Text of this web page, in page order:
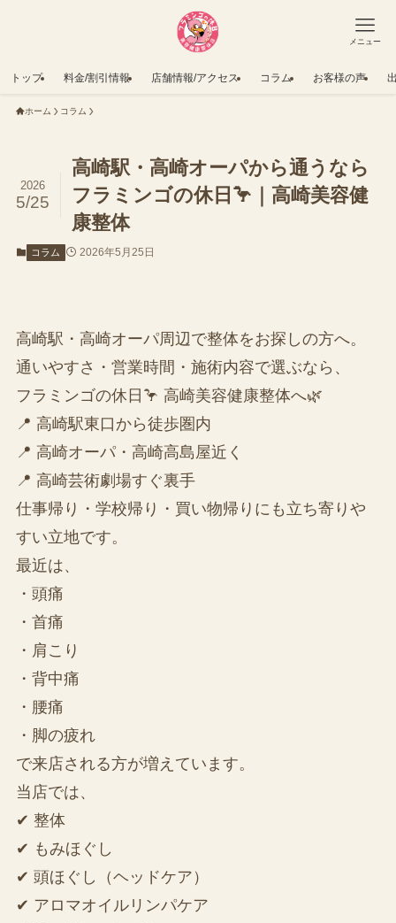
メニュー
トップ 料金/割引情報 店舗情報/アクセス コラム お客様の声
ホーム コラム
高崎駅・高崎オーパから通うなら
フラミンゴの休日🦩｜高崎美容健
康整体
2026
5/25
コラム 2026年5月25日
高崎駅・高崎オーパ周辺で整体をお探しの方へ。
通いやすさ・営業時間・施術内容で選ぶなら、
フラミンゴの休日🦩 高崎美容健康整体へ🌿
📍 高崎駅東口から徒歩圏内
📍 高崎オーパ・高崎高島屋近く
📍 高崎芸術劇場すぐ裏手
仕事帰り・学校帰り・買い物帰りにも立ち寄りや
すい立地です。
最近は、
・頭痛
・首痛
・肩こり
・背中痛
・腰痛
・脚の疲れ
で来店される方が増えています。
当店では、
✔ 整体
✔ もみほぐし
✔ 頭ほぐし（ヘッドケア）
✔ アロマオイルリンパケア